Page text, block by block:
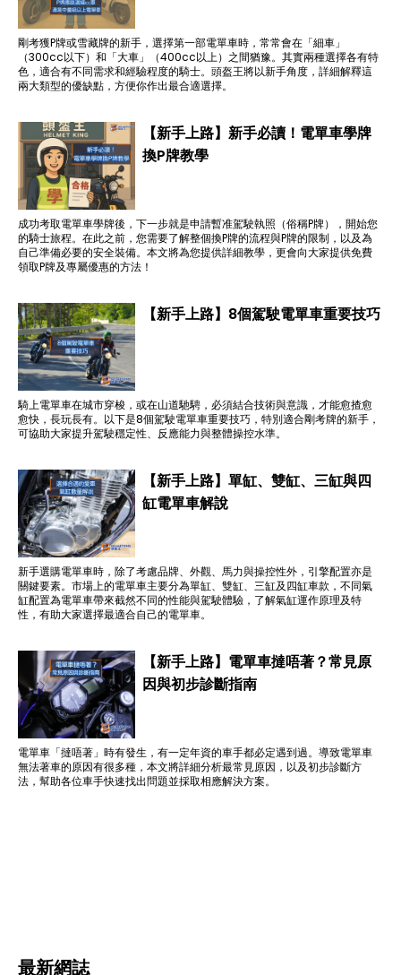
剛考獲P牌或雪藏牌的新手，選擇第一部電單車時，常常會在「細車」
（300cc以下）和「大車」（400cc以上）之間猶豫。其實兩種選擇各有特
色，適合有不同需求和經驗程度的騎士。頭盔王將以新手角度，詳細解釋這
兩大類型的優缺點，方便你作出最合適選擇。
【新手上路】新手必讀！電單車學牌
換P牌教學
成功考取電單車學牌後，下一步就是申請暫准駕駛執照（俗稱P牌），開始您
的騎士旅程。在此之前，您需要了解整個換P牌的流程與P牌的限制，以及為
自己準備必要的安全裝備。本文將為您提供詳細教學，更會向大家提供免費
領取P牌及專屬優惠的方法！
【新手上路】8個駕駛電單車重要技巧
騎上電單車在城市穿梭，或在山道馳騁，必須結合技術與意識，才能愈揸愈
愈快，長玩長有。以下是8個駕駛電單車重要技巧，特別適合剛考牌的新手，
可協助大家提升駕駛穩定性、反應能力與整體操控水準。
【新手上路】單缸、雙缸、三缸與四
缸電單車解說
新手選購電單車時，除了考慮品牌、外觀、馬力與操控性外，引擎配置亦是
關鍵要素。市場上的電單車主要分為單缸、雙缸、三缸及四缸車款，不同氣
缸配置為電單車帶來截然不同的性能與駕駛體驗，了解氣缸運作原理及特
性，有助大家選擇最適合自己的電單車。
【新手上路】電單車撻唔著？常見原
因與初步診斷指南
電單車「撻唔著」時有發生，有一定年資的車手都必定遇到過。導致電單車
無法著車的原因有很多種，本文將詳細分析最常見原因，以及初步診斷方
法，幫助各位車手快速找出問題並採取相應解決方案。
最新網誌